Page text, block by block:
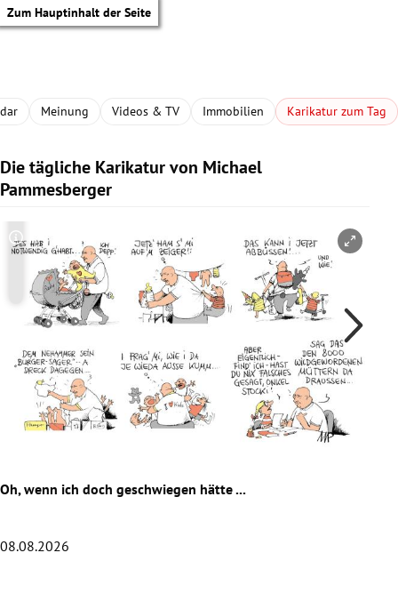
Zum Hauptinhalt der Seite
Untermenü
Untermenü
Untermenü
Untermenü
Meinung Videos & TV Immobilien Karikatur zum Tag
Die tägliche Karikatur von Michael
Pammesberger
Copyright-Hinweis öffnen/schließen
Oh, wenn ich doch geschwiegen hätte ...
08.08.2026